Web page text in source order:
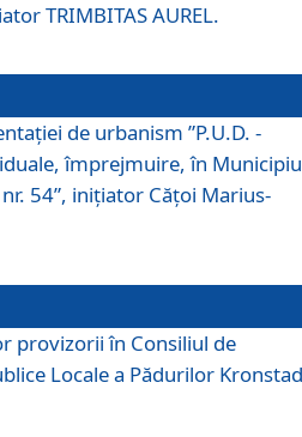
TRIMBITAS AUREL.
de urbanism ”P.U.D. -
împrejmuire, în
54”, inițiator Cățoi Marius-
provizorii în Consiliul de
Locale a Pădurilor